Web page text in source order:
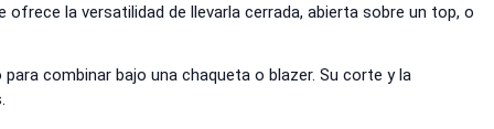
la versatilidad de llevarla cerrada, abierta sobre un top, o
combinar bajo una chaqueta o blazer. Su corte y la